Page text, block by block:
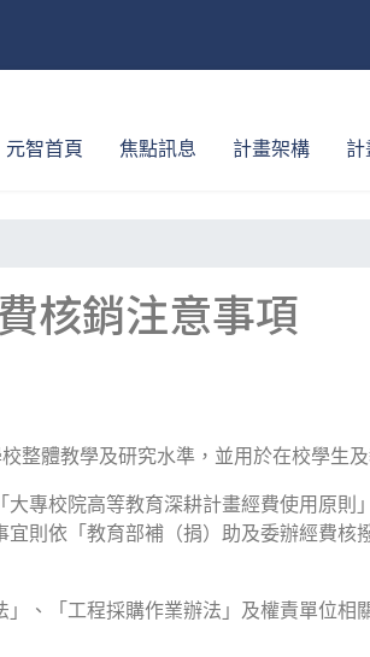
元智首頁 焦點訊息 計畫架構 計
核銷注意事項
整體教學及研究水準，並用於在校學生
專校院高等教育深耕計畫經費使用原
則依「教育部補（捐）助及委辦經費核
、「工程採購作業辦法」及權責單位相